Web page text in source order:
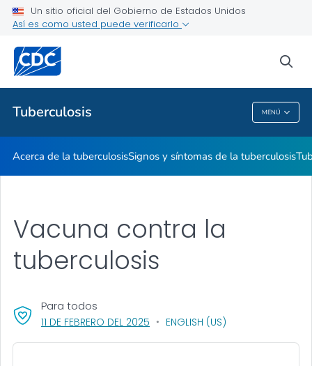
Un sitio oficial del Gobierno de Estados Unidos
Así es como usted puede verificarlo
Tuberculosis MENÚ
Cómo prevenir la tuberculosis
Temas relacionados
Tuberculosis
Acerca de la tuberculosisSignos y síntomas de la tuberculosis
11 DE FEBRERO DEL 2025 , VISIT LINK FOR DETAILS.
ENGLISH (US)
Para todos
Vacuna contra la
tuberculosis